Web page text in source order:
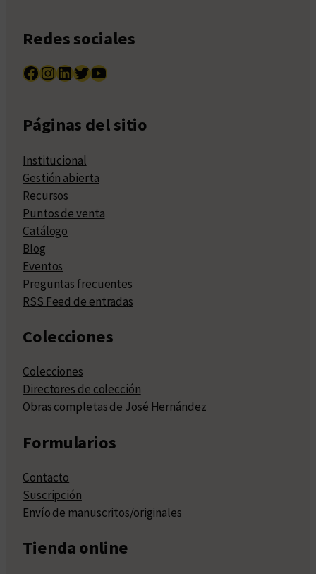
Redes sociales
Facebook InstagramLinkedIn Twitter YouTube
Páginas del sitio
Institucional
Gestión abierta
Recursos
Puntos de venta
Catálogo
Blog
Eventos
Preguntas frecuentes
RSS Feed de entradas
Colecciones
Colecciones
Directores de colección
Obras completas de José Hernández
Formularios
Contacto
Suscripción
Envío de manuscritos/originales
Tienda online